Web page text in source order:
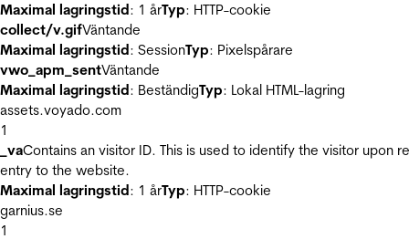
Maximal lagringstid: 1 årTyp: HTTP-cookie
collect/v.gifVäntande
Maximal lagringstid: SessionTyp: Pixelspårare
vwo_apm_sentVäntande
Maximal lagringstid: BeständigTyp: Lokal HTML-lagring
assets.voyado.com
1
_vaContains an visitor ID. This is used to identify the visitor upon
entry to the website.
Maximal lagringstid: 1 årTyp: HTTP-cookie
garnius.se
1